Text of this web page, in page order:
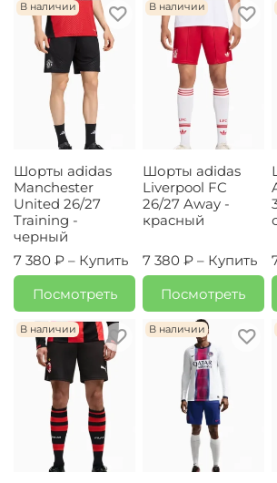
В наличии
Шорты adidas
Manchester
United 26/27
Training -
черный
7 380 ₽ – Купить
Посмотреть
В наличии
Шорты adidas
Liverpool FC
26/27 Away -
красный
7 380 ₽ – Купить
Посмотреть
В наличии В наличии